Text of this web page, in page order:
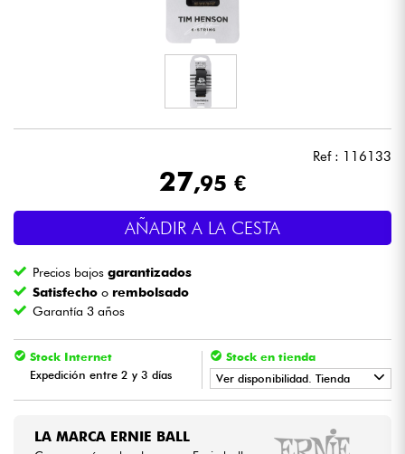
Batería y percusión
Vientos
Niños
Cables & Acces.
Ref : 116133
27,95 €
AÑADIR A LA CESTA
Precios bajosgarantizados
Satisfecho o rembolsado
Garantía 3 años
Stock Internet
Expedición entre 2 y 3 días
Stock en tienda
Ver disponibilidad. Tienda
LA MARCA ERNIE BALL